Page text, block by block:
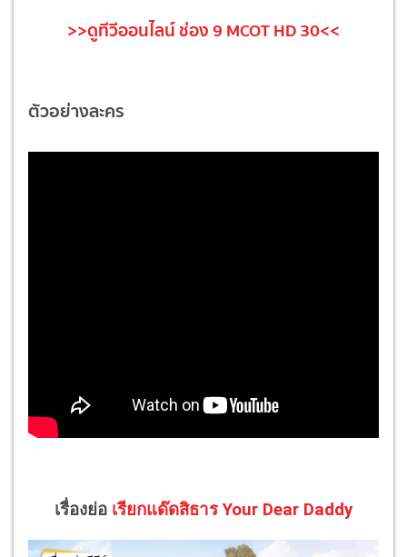
>>ดูทีวีออนไลน์ ช่อง 9 MCOT HD 30<<
ตัวอย่างละคร
เรื่องย่อ เรียกแด๊ดสิธาร Your Dear Daddy